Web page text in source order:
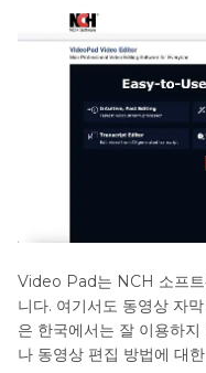
Video Pad는 NCH 소프트
니다. 여기서도 동영상 자
은 한국에서는 잘 이용하
나 동영상 편집 방법에 대